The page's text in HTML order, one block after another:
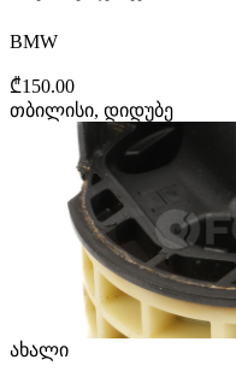
BMW
₾150.00
თბილისი, დიდუბე
ახალი